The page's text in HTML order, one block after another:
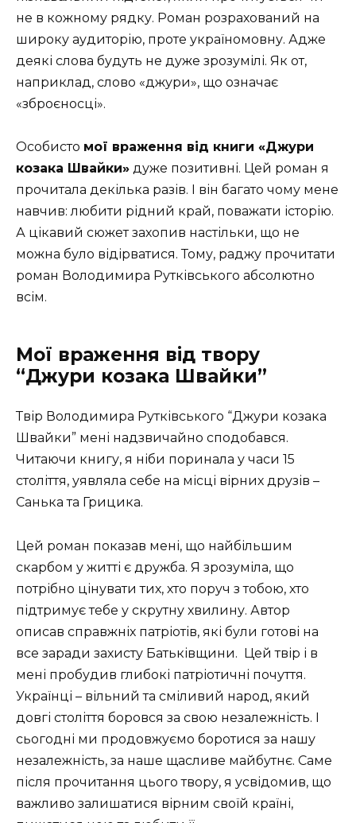
не в кожному рядку. Роман розрахований на
широку аудиторію, проте україномовну. Адже
деякі слова будуть не дуже зрозумілі. Як от,
наприклад, слово «джури», що означає
«зброєносці».
Особисто мої враження від книги «Джури
козака Швайки» дуже позитивні. Цей роман я
прочитала декілька разів. І він багато чому мене
навчив: любити рідний край, поважати історію.
А цікавий сюжет захопив настільки, що не
можна було відірватися. Тому, раджу прочитати
роман Володимира Рутківського абсолютно
всім.
Мої враження від твору
“Джури козака Швайки”
Твір Володимира Рутківського “Джури козака
Швайки” мені надзвичайно сподобався.
Читаючи книгу, я ніби поринала у часи 15
століття, уявляла себе на місці вірних друзів –
Санька та Грицика.
Цей роман показав мені, що найбільшим
скарбом у житті є дружба. Я зрозуміла, що
потрібно цінувати тих, хто поруч з тобою, хто
підтримує тебе у скрутну хвилину. Автор
описав справжніх патріотів, які були готові на
все заради захисту Батьківщини. Цей твір і в
мені пробудив глибокі патріотичні почуття.
Українці – вільний та сміливий народ, який
довгі століття боровся за свою незалежність. І
сьогодні ми продовжуємо боротися за нашу
незалежність, за наше щасливе майбутнє. Саме
після прочитання цього твору, я усвідомив, що
важливо залишатися вірним своїй країні,